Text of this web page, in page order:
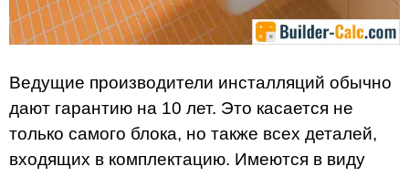
Ведущие производители инсталляций обычно
дают гарантию на 10 лет. Это касается не
только самого блока, но также всех деталей,
входящих в комплектацию. Имеются в виду